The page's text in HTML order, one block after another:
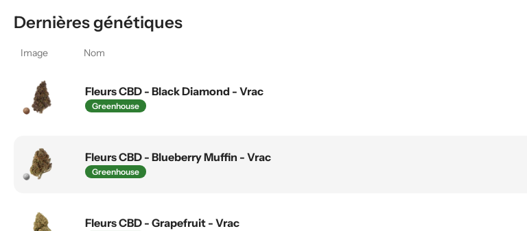
Dernières génétiques
Image Nom
Fleurs CBD - Black Diamond - Vrac
Greenhouse
Fleurs CBD - Blueberry Muffin - Vrac
Greenhouse
Fleurs CBD - Grapefruit - Vrac